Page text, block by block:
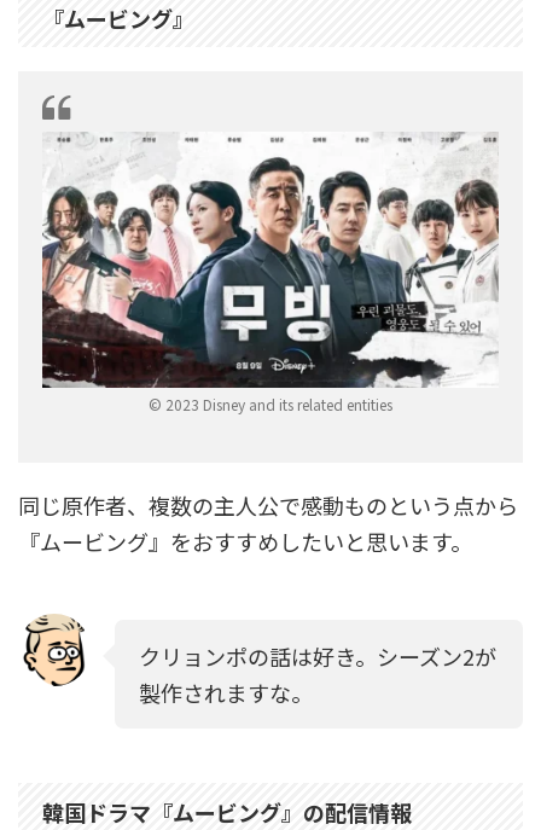
『ムービング』
© 2023 Disney and its related entities
同じ原作者、複数の主人公で感動ものという点から
『ムービング』をおすすめしたいと思います。
クリョンポの話は好き。シーズン2が
製作されますな。
韓国ドラマ『ムービング』の配信情報